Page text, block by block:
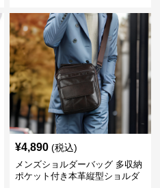
¥4,890 (税込)
メンズショルダーバッグ 多収納
ポケット付き本革縦型ショルダ